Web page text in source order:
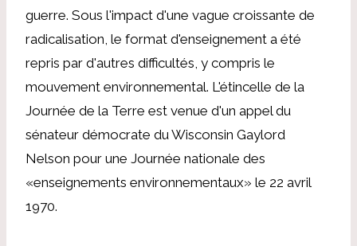
guerre. Sous l'impact d'une vague croissante de
radicalisation, le format d'enseignement a été
repris par d'autres difficultés, y compris le
mouvement environnemental. L'étincelle de la
Journée de la Terre est venue d'un appel du
sénateur démocrate du Wisconsin Gaylord
Nelson pour une Journée nationale des
«enseignements environnementaux» le 22 avril
1970.